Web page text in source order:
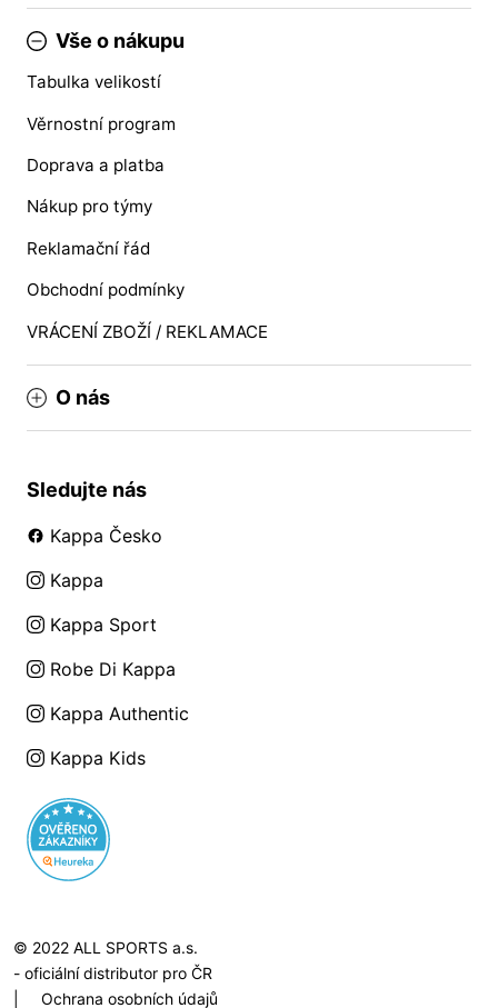
Vše o nákupu
Tabulka velikostí
Věrnostní program
Doprava a platba
Nákup pro týmy
Reklamační řád
Obchodní podmínky
VRÁCENÍ ZBOŽÍ / REKLAMACE
O nás
Sledujte nás
Kappa Česko
Kappa
Kappa Sport
Robe Di Kappa
Kappa Authentic
Kappa Kids
© 2022 ALL SPORTS a.s.
- oficiální distributor pro ČR
Ochrana osobních údajů